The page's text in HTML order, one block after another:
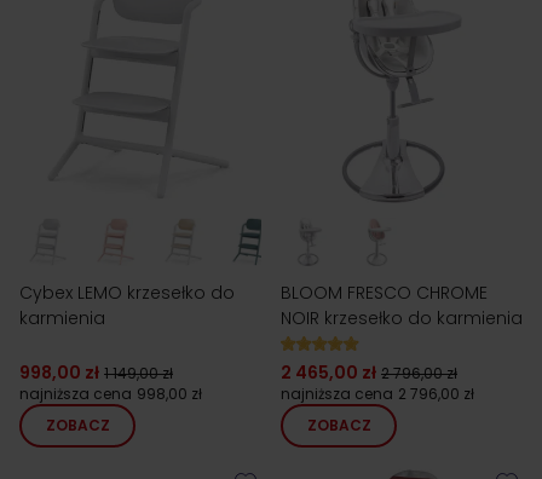
Cybex LEMO krzesełko do
karmienia
998,00 zł 1 149,00 zł
najniższa cena 998,00 zł
ZOBACZ
BLOOM FRESCO CHROME
NOIR krzesełko do karmienia
2 465,00 zł 2 796,00 zł
najniższa cena 2 796,00 zł
ZOBACZ